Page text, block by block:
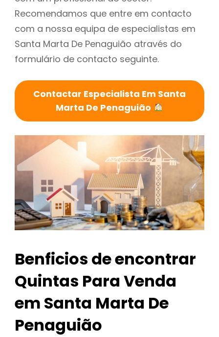
Recomendamos que entre em contacto
com a nossa equipa de especialistas em
Santa Marta De Penaguião através do
formulário de contacto seguinte.
Contactar Especialista Em Santa
Marta De Penaguião
Benficios de encontrar
Quintas Para Venda
em Santa Marta De
Penaguião